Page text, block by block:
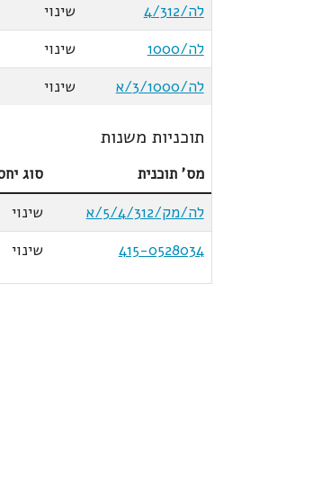
לה/4/312
שינוי
לה/1000
שינוי
לה/3/1000/א
שינוי
תוכניות משנות
מס' תוכנית סוג
לה/מק/5/4/312/א
שינוי
415-0528034
שינוי